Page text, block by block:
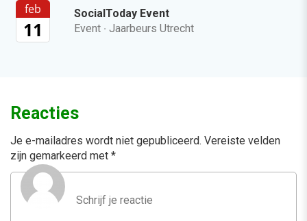
feb
11
SocialToday Event
Event · Jaarbeurs Utrecht
Reacties
Je e-mailadres wordt niet gepubliceerd. Vereiste velden
zijn gemarkeerd met *